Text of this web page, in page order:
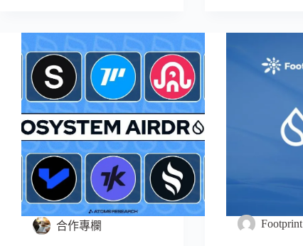
合作專欄 Footprint